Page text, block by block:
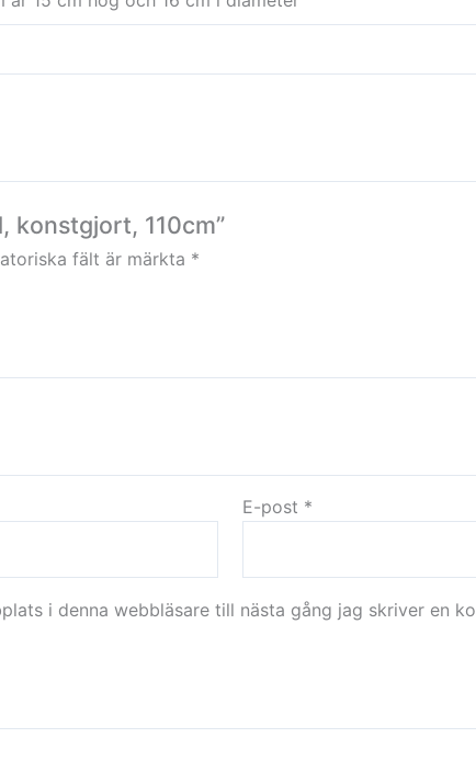
konstgjort, 110cm”
fält är märkta *
E-post *
i denna webbläsare till nästa gång jag skriver en